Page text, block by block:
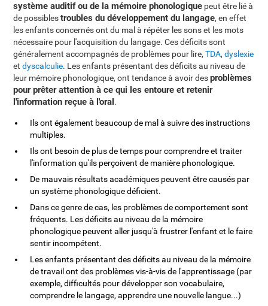
système auditif ou de la mémoire phonologique peut être lié à
de possiblestroubles du développement du langage, en effet
les enfants concernés ont du mal à répéter les sons et les mots
nécessaire pour l'acquisition du langage. Ces déficits sont
généralement accompagnés de problèmes pour lire,TDA,dyslexie
etdyscalculie. Les enfants présentant des déficits au niveau de
leur mémoire phonologique, ont tendance à avoir desproblèmes
pour prêter attention à ce qui les entoure et retenir
l'information reçue à l'oral.
Ils ont également beaucoup de mal à suivre des instructions
multiples.
Ils ont besoin de plus de temps pour comprendre et traiter
l'information qu'ils perçoivent de manière phonologique.
De mauvais résultats académiques peuvent être causés par
un système phonologique déficient.
Dans ce genre de cas, les problèmes de comportement sont
fréquents. Les déficits au niveau de la mémoire
phonologique peuvent aller jusqu'à frustrer l'enfant et le faire
sentir incompétent.
Les enfants présentant des déficits au niveau de la mémoire
de travail ont des problèmes vis-à-vis de l'apprentissage (par
exemple, difficultés pour développer son vocabulaire,
comprendre le langage, apprendre une nouvelle langue...)